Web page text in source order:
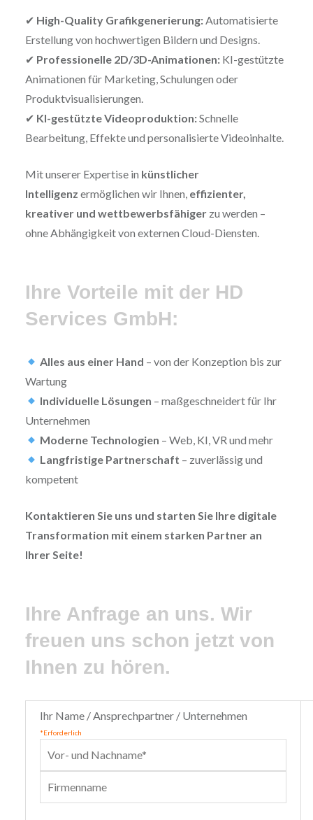
✔ High-Quality Grafikgenerierung:Automatisierte
Erstellung von hochwertigen Bildern und Designs.
✔ Professionelle 2D/3D-Animationen:KI-gestützte
Animationen für Marketing, Schulungen oder
Produktvisualisierungen.
✔ KI-gestützte Videoproduktion:Schnelle
Bearbeitung, Effekte und personalisierte Videoinhalte.
Mit unserer Expertise in künstlicher
Intelligenz ermöglichen wir Ihnen, effizienter,
kreativer und wettbewerbsfähigerzu werden –
ohne Abhängigkeit von externen Cloud-Diensten.
Ihre Vorteile mit der HD
Services GmbH:
Alles aus einer Hand – von der Konzeption bis zur
Wartung
Individuelle Lösungen – maßgeschneidert für Ihr
Unternehmen
Moderne Technologien – Web, KI, VR und mehr
Langfristige Partnerschaft – zuverlässig und
kompetent
Kontaktieren Sie uns und starten Sie Ihre digitale
Transformation mit einem starken Partner an
Ihrer Seite!
Ihre Anfrage an uns. Wir
freuen uns schon jetzt von
Ihnen zu hören.
Ihr Name / Ansprechpartner / Unternehmen
*Erforderlich